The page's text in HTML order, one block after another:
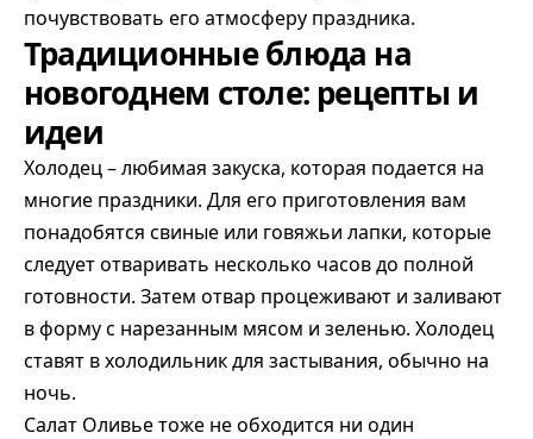
почувствовать его атмосферу праздника.
Традиционные блюда на
новогоднем столе: рецепты и
идеи
Холодец – любимая закуска, которая подается на
многие праздники. Для его приготовления вам
понадобятся свиные или говяжьи лапки, которые
следует отваривать несколько часов до полной
готовности. Затем отвар процеживают и заливают
в форму с нарезанным мясом и зеленью. Холодец
ставят в холодильник для застывания, обычно на
ночь.
Салат Оливье тоже не обходится ни один